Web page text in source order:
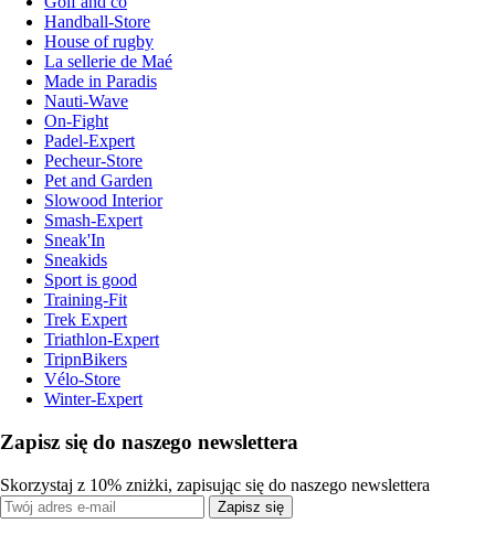
Handball-Store
House of rugby
La sellerie de Maé
Made in Paradis
Nauti-Wave
On-Fight
Padel-Expert
Pecheur-Store
Pet and Garden
Slowood Interior
Smash-Expert
Sneak'In
Sneakids
Sport is good
Training-Fit
Trek Expert
Triathlon-Expert
TripnBikers
Vélo-Store
Winter-Expert
Zapisz się do naszego newslettera
Skorzystaj z 10% zniżki, zapisując się do naszego newslettera
Zapisz się